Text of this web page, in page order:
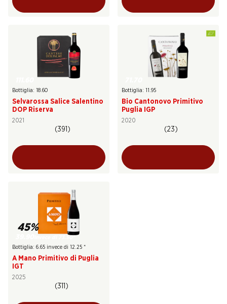
Bottiglia: 18.60
Selvarossa Salice Salentino
DOP Riserva
2021
(391)
Bottiglia: 11.95
Bio Cantonovo Primitivo
Puglia IGP
2020
(23)
45%
Bottiglia: 6.65 invece di 12.25 *
A Mano Primitivo di Puglia
IGT
2025
(311)